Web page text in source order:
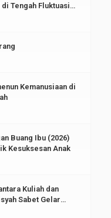
Tengah Fluktuasi
Kemanusiaan di
Buang Ibu (2026)
Kesuksesan Anak
Kuliah dan
Sabet Gelar